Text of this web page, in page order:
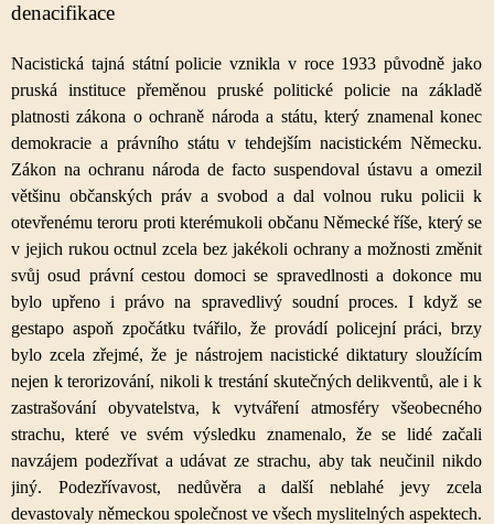
denacifikace
Nacistická tajná státní policie vznikla v roce 1933 původně jako
pruská instituce přeměnou pruské politické policie na základě
platnosti zákona o ochraně národa a státu, který znamenal konec
demokracie a právního státu v tehdejším nacistickém Německu.
Zákon na ochranu národa de facto suspendoval ústavu a omezil
většinu občanských práv a svobod a dal volnou ruku policii k
otevřenému teroru proti kterémukoli občanu Německé říše, který se
v jejich rukou octnul zcela bez jakékoli ochrany a možnosti změnit
svůj osud právní cestou domoci se spravedlnosti a dokonce mu
bylo upřeno i právo na spravedlivý soudní proces. I když se
gestapo aspoň zpočátku tvářilo, že provádí policejní práci, brzy
bylo zcela zřejmé, že je nástrojem nacistické diktatury sloužícím
nejen k terorizování, nikoli k trestání skutečných delikventů, ale i k
zastrašování obyvatelstva, k vytváření atmosféry všeobecného
strachu, které ve svém výsledku znamenalo, že se lidé začali
navzájem podezřívat a udávat ze strachu, aby tak neučinil nikdo
jiný. Podezřívavost, nedůvěra a další neblahé jevy zcela
devastovaly německou společnost ve všech myslitelných aspektech.